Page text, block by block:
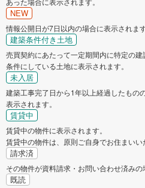
NEW
情報公開日が7日以内の場合に表示されます
建築条件付き土地
売買契約にあたって一定期間内に特定の
条件にしている土地に表示されます。
未入居
建築工事完了日から1年以上経過したもの
表示されます。
賃貸中
賃貸中の物件に表示されます。
賃貸中の物件は、原則ご自身でお住まいい
請求済
その物件が資料請求・お問い合わせ済みの
既読